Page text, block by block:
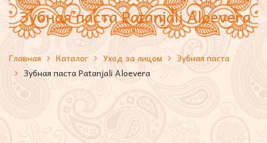
Зубная паста Рatanjali Aloevera
Главная Каталог Уход за лицом
Зубная паста
Зубная паста Рatanjali Aloevera